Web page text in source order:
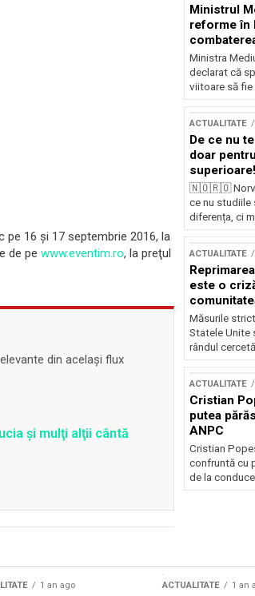
pe 16 şi 17 septembrie 2016, la
de pe www.eventim.ro, la preţul
din același flux
şi mulţi alţii cântă
Ministrul
reforme în
Ministra
declarat că
viitoare să
ACTUALITATE
De ce nu
doar
🇳🇴🇷🇴
ce nu studiile
diferența, ci
ACTUALITATE
este o
Măsurile
Statele Unite
rândul
ACTUALITATE
Cristian
putea
ANPC
Cristian
confruntă cu
de la
1 an ago ACTUALITATE 1 an